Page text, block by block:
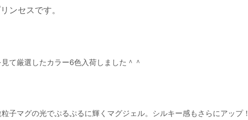
ンセスです。
て厳選したカラー6色入荷しました＾＾
子マグの光でぷるぷるに輝くマグジェル。シルキー感もさらにアップ！